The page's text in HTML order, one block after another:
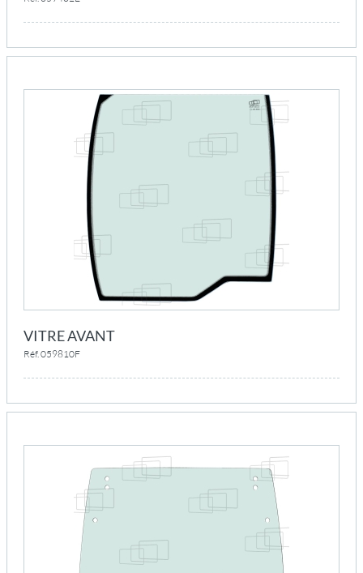
VITRE AVANT
Réf. 059810F